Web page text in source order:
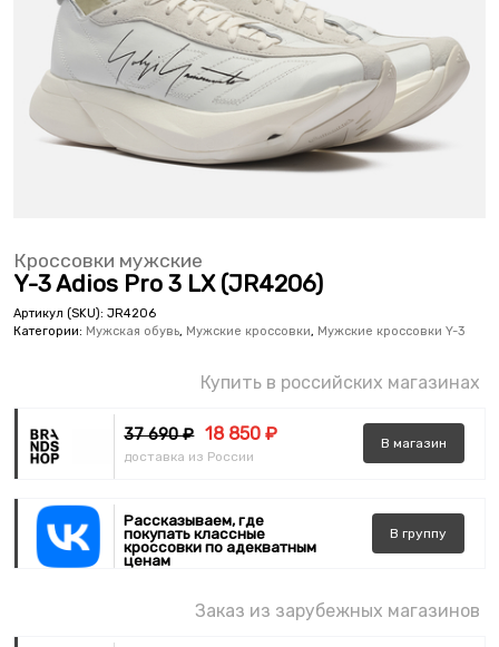
Кроссовки мужские
Y-3 Adios Pro 3 LX (JR4206)
Артикул (SKU): JR4206
Категории: Мужская обувь, Мужские кроссовки, Мужские кроссовки Y-3
Купить в российских магазинах
37 690 ₽ 18 850 ₽
доставка из России
В магазин
Рассказываем, где
покупать классные
кроссовки по адекватным
ценам
В группу
Заказ из зарубежных магазинов